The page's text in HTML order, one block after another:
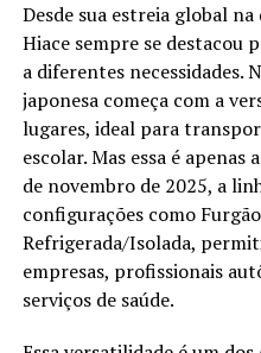
Desde sua estreia global na
Hiace sempre se destacou
a diferentes necessidades.
japonesa começa com a
lugares, ideal para
escolar. Mas essa é
de novembro de 2025, a
configurações como
Refrigerada/Isolada,
empresas, profissionais
serviços de saúde.